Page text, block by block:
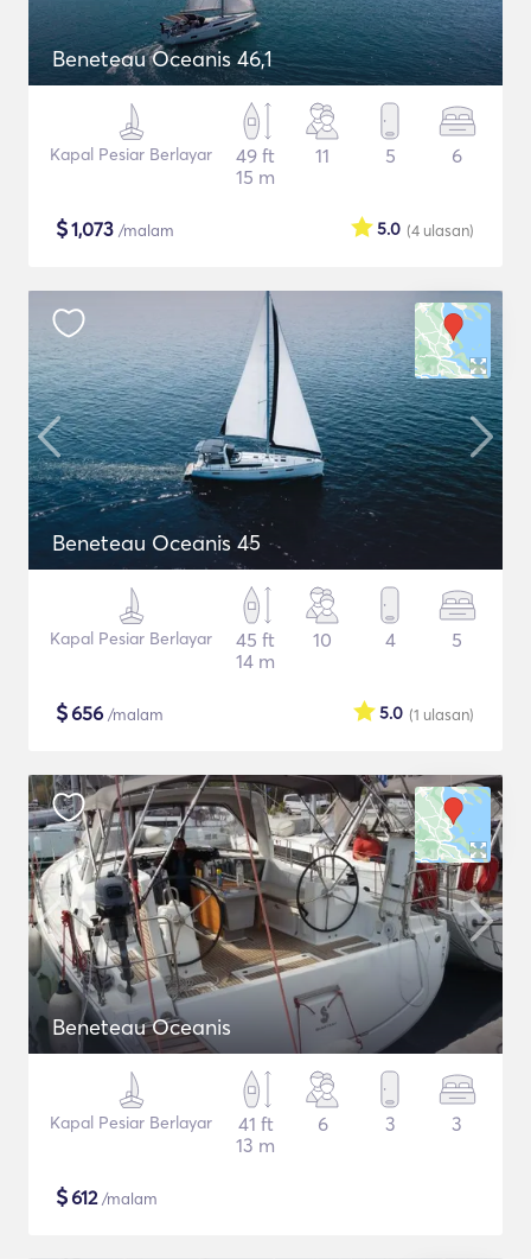
Beneteau Oceanis 46,1
Kapal Pesiar Berlayar
49 ft
15 m
11 5 6
$1,073 /malam (4 ulasan)
5.0
Beneteau Oceanis 45
Kapal Pesiar Berlayar
45 ft
14 m
10 4 5
$656 /malam (1 ulasan)
5.0
Beneteau Oceanis
Kapal Pesiar Berlayar
41 ft
13 m
6 3 3
$612/malam